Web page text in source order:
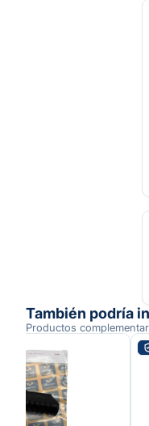
También podría
Productos